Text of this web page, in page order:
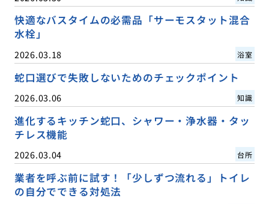
快適なバスタイムの必需品「サーモスタット混合
水栓」
2026.03.18 浴室
蛇口選びで失敗しないためのチェックポイント
2026.03.06 知識
進化するキッチン蛇口、シャワー・浄水器・タッ
チレス機能
2026.03.04 台所
業者を呼ぶ前に試す！「少しずつ流れる」トイレ
の自分でできる対処法